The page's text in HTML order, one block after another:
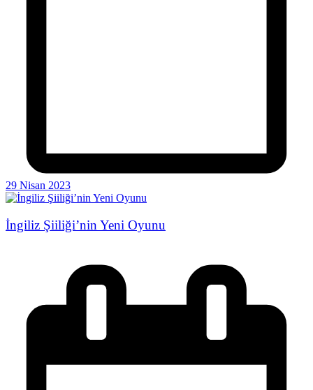
29 Nisan 2023
İngiliz Şiiliği’nin Yeni Oyunu